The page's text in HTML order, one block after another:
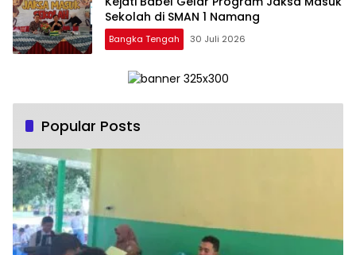
Sekolah di SMAN 1 Namang
Bangka Tengah 30 Juli 2026
Popular Posts